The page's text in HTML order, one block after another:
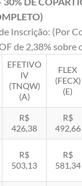
Inscrição: (Por
de 2,38% sobre
EFETIVO
IV
(TNQW)
(A)
FLEX
(FECX)
(E)
R$
426,38
R$
492,66
R$
503,13
R$
581,34